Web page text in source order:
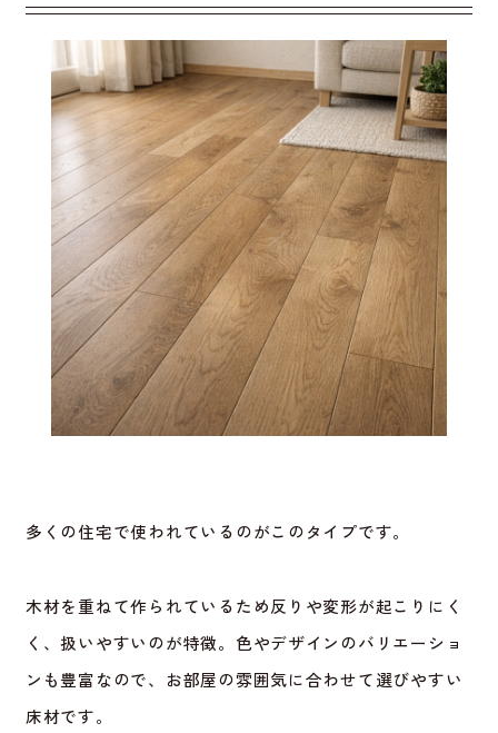
多くの住宅で使われているのがこのタイプです。
木材を重ねて作られているため反りや変形が起こりにく
く、扱いやすいのが特徴。色やデザインのバリエーショ
ンも豊富なので、お部屋の雰囲気に合わせて選びやすい
床材です。